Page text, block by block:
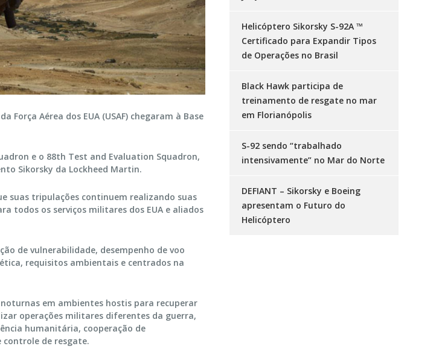
Força Aérea dos EUA (USAF) chegaram à Base
e o 88th Test and Evaluation Squadron,
Sikorsky da Lockheed Martin.
suas tripulações continuem realizando suas
todos os serviços militares dos EUA e aliados
de vulnerabilidade, desempenho de voo
requisitos ambientais e centrados na
em ambientes hostis para recuperar
operações militares diferentes da guerra,
humanitária, cooperação de
controle de resgate.
Helicóptero Sikorsky S-92A ™
Certificado para Expandir Tipos
de Operações no Brasil
Black Hawk participa de
treinamento de resgate no mar
em Florianópolis
S-92 sendo “trabalhado
intensivamente” no Mar do Norte
DEFIANT – Sikorsky e Boeing
apresentam o Futuro do
Helicóptero